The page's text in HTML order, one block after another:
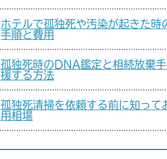
ホテルで孤独死や汚染が起きた時
手順と費用
孤独死時のDNA鑑定と相続放棄
援する方法
孤独死清掃を依頼する前に知って
用相場